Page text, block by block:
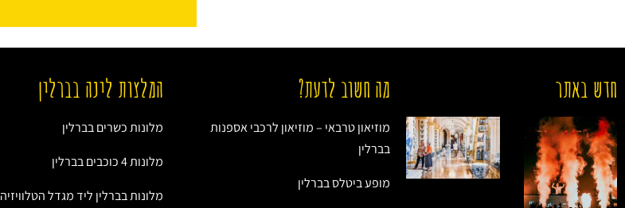
חדש באתר מה חשוב לדעת?
מוזיאון טרבאי – מוזיאון לרכבי אספנות
בברלין
מופע ביטלס בברלין
המלצות לינה בברלין
מלונות כשרים בברלין
מלונות 4 כוכבים בברלין
מלונות בברלין ליד מגדל הטלוויזיה